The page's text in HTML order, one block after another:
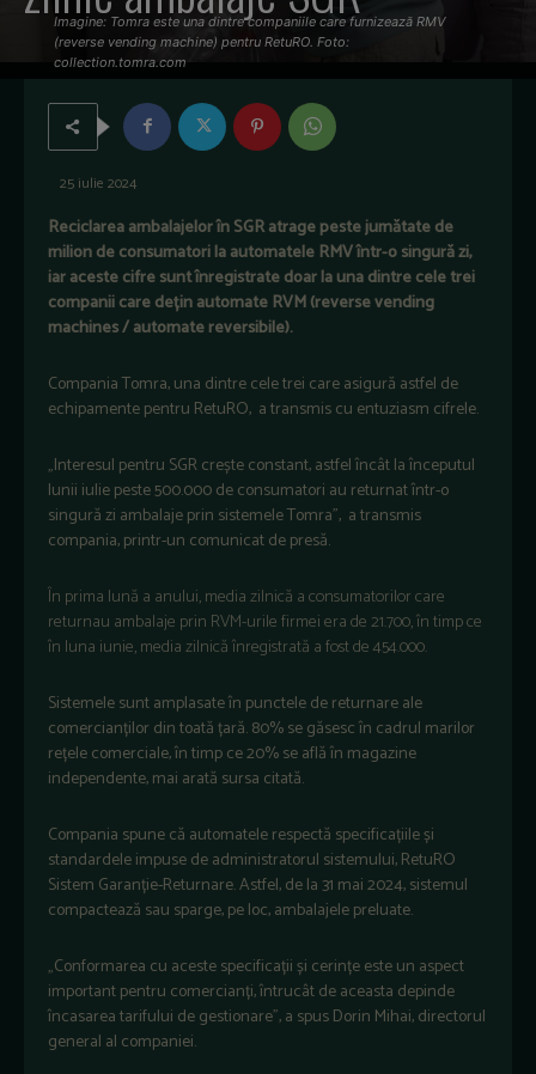
Imagine: Tomra este una dintre companiile care furnizează RMV
(reverse vending machine) pentru RetuRO. Foto:
collection.tomra.com
25 iulie 2024
Reciclarea ambalajelor în SGR atrage peste jumătate de
milion de consumatori la automatele RMV într-o singură zi,
iar aceste cifre sunt înregistrate doar la una dintre cele trei
companii care dețin automate RVM (reverse vending
machines / automate reversibile).
Compania Tomra, una dintre cele trei care asigură astfel de
echipamente pentru RetuRO, a transmis cu entuziasm cifrele.
„Interesul pentru SGR crește constant, astfel încât la începutul
lunii iulie peste 500.000 de consumatori au returnat într-o
singură zi ambalaje prin sistemele Tomra”, a transmis
compania, printr-un comunicat de presă.
În prima lună a anului, media zilnică a consumatorilor care
returnau ambalaje prin RVM-urile firmei era de 21.700, în timp ce
în luna iunie, media zilnică înregistrată a fost de 454.000.
Sistemele sunt amplasate în punctele de returnare ale
comercianților din toată țară. 80% se găsesc în cadrul marilor
rețele comerciale, în timp ce 20% se află în magazine
independente, mai arată sursa citată.
Compania spune că automatele respectă specificațiile și
standardele impuse de administratorul sistemului, RetuRO
Sistem Garanție-Returnare. Astfel, de la 31 mai 2024, sistemul
compactează sau sparge, pe loc, ambalajele preluate.
„Conformarea cu aceste specificații și cerințe este un aspect
important pentru comercianți, întrucât de aceasta depinde
încasarea tarifului de gestionare”, a spus Dorin Mihai, directorul
general al companiei.